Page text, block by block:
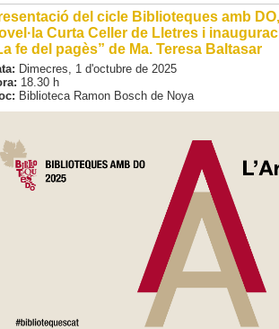
del cicle Biblioteques amb
Curta Celler de Lletres i
fe del pagès” de Ma. Teresa Baltasar
Dimecres, 1 d'octubre de 2025
18.30 h
Biblioteca Ramon Bosch de Noya